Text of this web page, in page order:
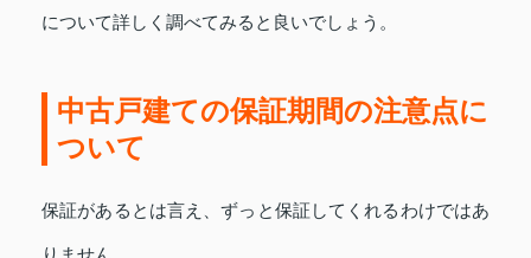
について詳しく調べてみると良いでしょう。
中古戸建ての保証期間の注意点に
ついて
保証があるとは言え、ずっと保証してくれるわけではあ